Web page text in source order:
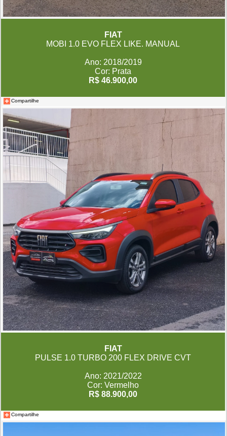
FIAT
MOBI 1.0 EVO FLEX LIKE. MANUAL
Ano: 2018/2019
Cor: Prata
R$ 46.900,00
Compartilhe
FIAT
PULSE 1.0 TURBO 200 FLEX DRIVE CVT
Ano: 2021/2022
Cor: Vermelho
R$ 88.900,00
Compartilhe